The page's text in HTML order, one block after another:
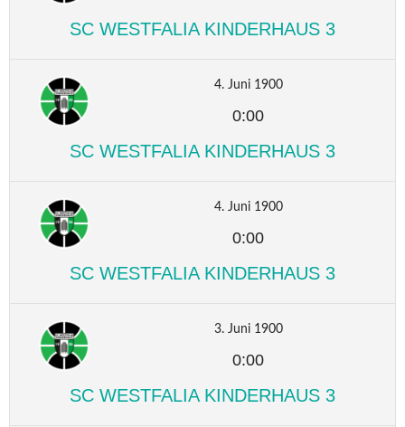
SC WESTFALIA KINDERHAUS 3
4. Juni 1900
0:00
SC WESTFALIA KINDERHAUS 3
4. Juni 1900
0:00
SC WESTFALIA KINDERHAUS 3
3. Juni 1900
0:00
SC WESTFALIA KINDERHAUS 3